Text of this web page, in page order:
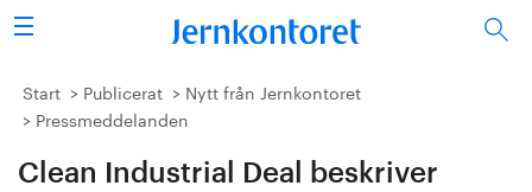
Sök
Stålindustrin
Start Publicerat
Nytt från Jernkontoret
Pressmeddelanden
Clean Industrial Deal beskriver